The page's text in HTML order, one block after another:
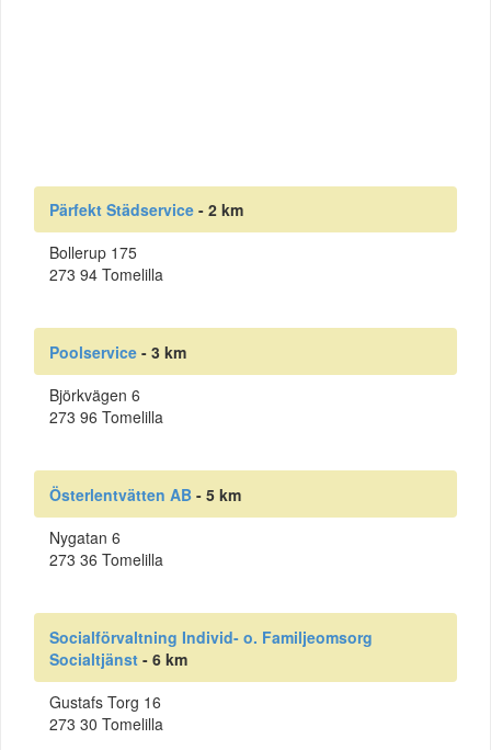
Pärfekt Städservice - 2 km
Bollerup 175
273 94 Tomelilla
Poolservice - 3 km
Björkvägen 6
273 96 Tomelilla
Österlentvätten AB - 5 km
Nygatan 6
273 36 Tomelilla
Socialförvaltning Individ- o. Familjeomsorg
Socialtjänst - 6 km
Gustafs Torg 16
273 30 Tomelilla